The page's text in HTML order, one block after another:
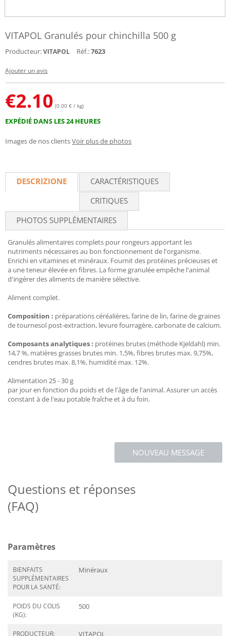
VITAPOL Granulés pour chinchilla 500 g
Producteur:VITAPOL Réf.:7623
Ajouter un avis
€2.10 (0.00 € / kg)
EXPÉDIÉ DANS LES 24 HEURES
Images de nos clientsVoir plus de photos
DESCRIZIONE
CARACTÉRISTIQUES
CRITIQUES
PHOTOS SUPPLÉMENTAIRES
Granulés alimentaires complets pour rongeurs apportant les
nutriments nécessaires au bon fonctionnement de l'organisme.
Enrichi en vitamines et minéraux. Fournit des protéines précieuses et
a une teneur élevée en fibres. La forme granulée empêche l'animal
d'ingérer des aliments de manière sélective.
Aliment complet.
Composition : préparations céréalières, farine de lin, farine de graines
de tournesol post-extraction, levure fourragère, carbonate de calcium.
Composants analytiques : protéines brutes (méthode Kjeldahl) min.
14,7 %, matières grasses brutes min. 1,5%, fibres brutes max. 9,75%,
cendres brutes max. 8,1%, humidité max. 12%.
Alimentation 25 - 30 g
par jour en fonction du poids et de l'âge de l'animal. Assurer un accès
constant à de l'eau potable fraîche et à du foin.
NOUVEAU MESSAGE
Questions et réponses
(FAQ)
Paramètres
BIENFAITS
SUPPLÉMENTAIRES
POUR LA SANTÉ:
Minéraux
POIDS DU COLIS
(KG):
500
PRODUCTEUR: VITAPOL